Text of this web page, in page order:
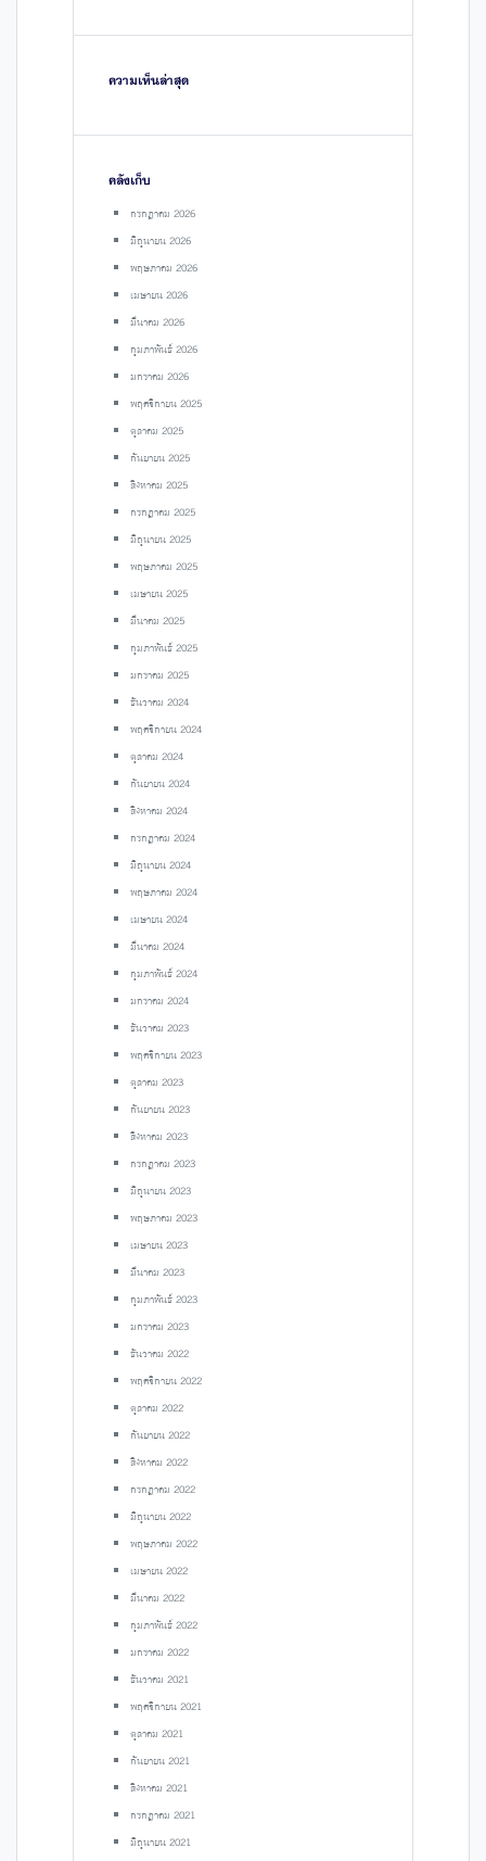
ความเห็นล่าสุด
คลังเก็บ
กรกฎาคม 2026
มิถุนายน 2026
พฤษภาคม 2026
เมษายน 2026
มีนาคม 2026
กุมภาพันธ์ 2026
มกราคม 2026
พฤศจิกายน 2025
ตุลาคม 2025
กันยายน 2025
สิงหาคม 2025
กรกฎาคม 2025
มิถุนายน 2025
พฤษภาคม 2025
เมษายน 2025
มีนาคม 2025
กุมภาพันธ์ 2025
มกราคม 2025
ธันวาคม 2024
พฤศจิกายน 2024
ตุลาคม 2024
กันยายน 2024
สิงหาคม 2024
กรกฎาคม 2024
มิถุนายน 2024
พฤษภาคม 2024
เมษายน 2024
มีนาคม 2024
กุมภาพันธ์ 2024
มกราคม 2024
ธันวาคม 2023
พฤศจิกายน 2023
ตุลาคม 2023
กันยายน 2023
สิงหาคม 2023
กรกฎาคม 2023
มิถุนายน 2023
พฤษภาคม 2023
เมษายน 2023
มีนาคม 2023
กุมภาพันธ์ 2023
มกราคม 2023
ธันวาคม 2022
พฤศจิกายน 2022
ตุลาคม 2022
กันยายน 2022
สิงหาคม 2022
กรกฎาคม 2022
มิถุนายน 2022
พฤษภาคม 2022
เมษายน 2022
มีนาคม 2022
กุมภาพันธ์ 2022
มกราคม 2022
ธันวาคม 2021
พฤศจิกายน 2021
ตุลาคม 2021
กันยายน 2021
สิงหาคม 2021
กรกฎาคม 2021
มิถุนายน 2021